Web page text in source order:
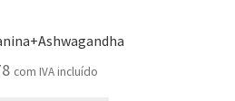
com IVA incluído